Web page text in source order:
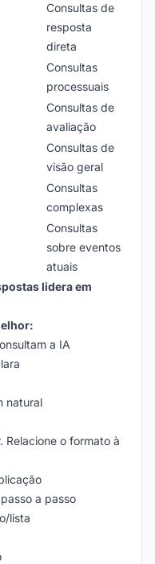
Consultas de
resposta
direta
Consultas
processuais
Consultas de
avaliação
Consultas de
visão geral
Consultas
complexas
Consultas
sobre eventos
atuais
lidera em
a IA
natural
Relacione o formato à
a passo
lista